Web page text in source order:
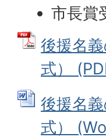
市長賞
後援名
式）
後援名
式）